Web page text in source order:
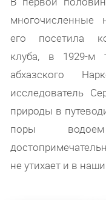
многочисленные
его посетила
клуба, в 1929-м
абхазского
исследователь
природы в
поры
не утихает и в